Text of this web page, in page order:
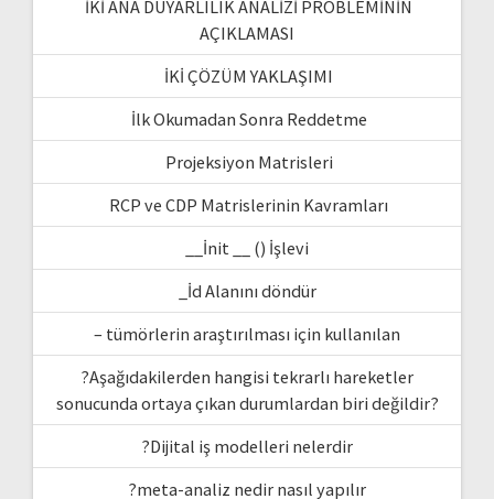
İKİ ANA DUYARLILIK ANALİZİ PROBLEMİNİN
AÇIKLAMASI
İKİ ÇÖZÜM YAKLAŞIMI
İlk Okumadan Sonra Reddetme
Projeksiyon Matrisleri
RCP ve CDP Matrislerinin Kavramları
__İnit __ () İşlevi
_İd Alanını döndür
– tümörlerin araştırılması için kullanılan
?Aşağıdakilerden hangisi tekrarlı hareketler
sonucunda ortaya çıkan durumlardan biri değildir?
?Dijital iş modelleri nelerdir
?meta-analiz nedir nasıl yapılır